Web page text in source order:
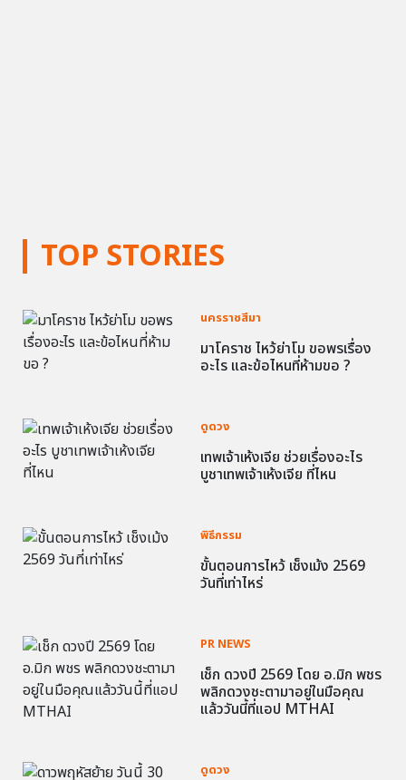
TOP STORIES
นครราชสีมา
มาโคราช ไหว้ย่าโม ขอพรเรื่อง
อะไร และข้อไหนที่ห้ามขอ ?
ดูดวง
เทพเจ้าเห้งเจีย ช่วยเรื่องอะไร
บูชาเทพเจ้าเห้งเจีย ที่ไหน
พิธีกรรม
ขั้นตอนการไหว้ เช็งเม้ง 2569
วันที่เท่าไหร่
PR NEWS
เช็ก ดวงปี 2569 โดย อ.มิก พชร
พลิกดวงชะตามาอยู่ในมือคุณ
แล้ววันนี้ที่แอป MTHAI
ดูดวง